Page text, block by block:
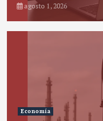
agosto 1, 2026
Economía